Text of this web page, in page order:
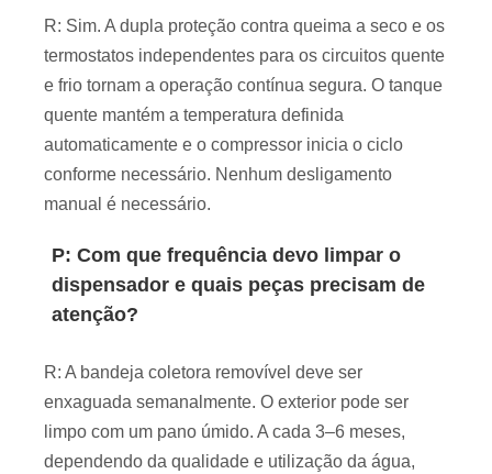
R: Sim. A dupla proteção contra queima a seco e os
termostatos independentes para os circuitos quente
e frio tornam a operação contínua segura. O tanque
quente mantém a temperatura definida
automaticamente e o compressor inicia o ciclo
conforme necessário. Nenhum desligamento
manual é necessário.
P: Com que frequência devo limpar o
dispensador e quais peças precisam de
atenção?
R: A bandeja coletora removível deve ser
enxaguada semanalmente. O exterior pode ser
limpo com um pano úmido. A cada 3–6 meses,
dependendo da qualidade e utilização da água,